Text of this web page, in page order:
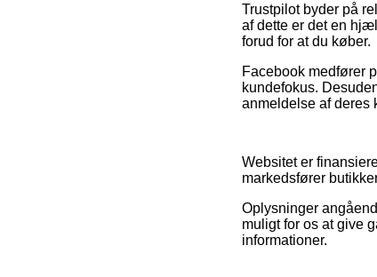
Trustpilot byder på
af dette er det en
forud for at du køber.
Facebook medfører
kundefokus.
anmeldelse af deres
Websitet er
markedsfører
Oplysninger
muligt for os at give
informationer.